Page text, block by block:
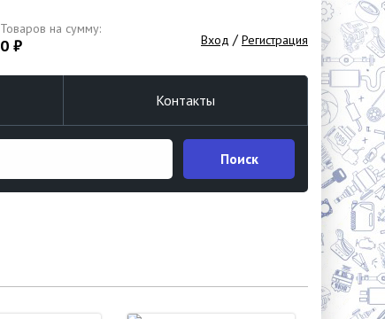
Товаров на сумму:
0 ₽ Вход / Регистрация
Контакты
Поиск